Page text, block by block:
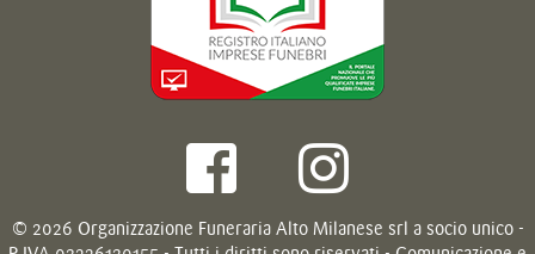
© 2026 Organizzazione Funeraria Alto Milanese srl a socio unico -